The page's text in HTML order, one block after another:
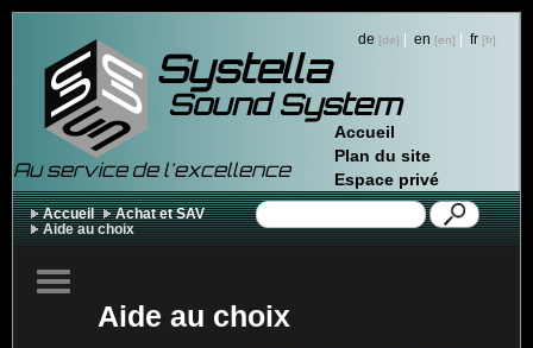
Systella
Au service de l'excellence
Sound System
de | en | fr
Accueil
Plan du site
Espace privé
Accueil
Achat et SAV
Aide au choix
Aide au choix